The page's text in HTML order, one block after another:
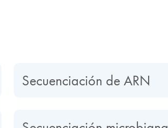
Secuenciación de ARN